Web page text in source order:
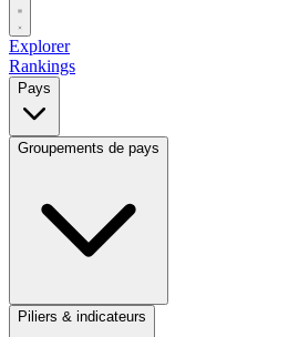
Explorer
Rankings
Pays
Groupements de pays
Piliers & indicateurs